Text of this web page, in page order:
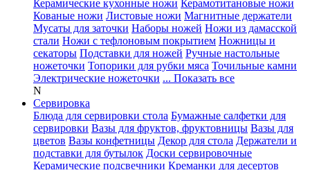
Керамические кухонные ножи Керамотитановые ножи
Кованые ножи Листовые ножи Магнитные держатели
Мусаты для заточки Наборы ножей Ножи из дамасской
стали Ножи с тефлоновым покрытием Ножницы и
секаторы Подставки для ножей Ручные настольные
ножеточки Топорики для рубки мяса Точильные камни
Электрические ножеточки ... Показать все
N
Сервировка
Блюда для сервировки стола Бумажные салфетки для
сервировки Вазы для фруктов, фруктовницы Вазы для
цветов Вазы конфетницы Декор для стола Держатели и
подставки для бутылок Доски сервировочные
Керамические подсвечники Креманки для десертов